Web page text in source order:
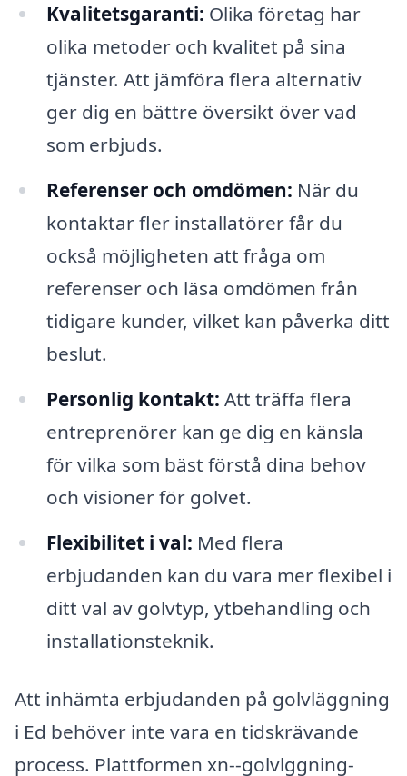
Kvalitetsgaranti: Olika företag har
olika metoder och kvalitet på sina
tjänster. Att jämföra flera alternativ
ger dig en bättre översikt över vad
som erbjuds.
Referenser och omdömen: När du
kontaktar fler installatörer får du
också möjligheten att fråga om
referenser och läsa omdömen från
tidigare kunder, vilket kan påverka ditt
beslut.
Personlig kontakt: Att träffa flera
entreprenörer kan ge dig en känsla
för vilka som bäst förstå dina behov
och visioner för golvet.
Flexibilitet i val: Med flera
erbjudanden kan du vara mer flexibel i
ditt val av golvtyp, ytbehandling och
installationsteknik.
Att in­hämta erbjudanden på golvläggning
i Ed behöver inte vara en tidskrävande
process. Plattformen xn--golvlggning-